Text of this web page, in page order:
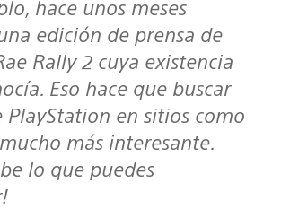
hace unos meses
edición de prensa de
Rally 2 cuya existencia
Eso hace que buscar
PlayStation en sitios como
más interesante.
lo que puedes